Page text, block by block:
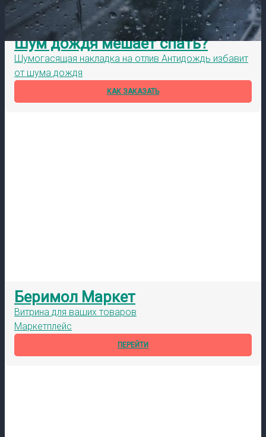
Шум дождя мешает спать?
Шумогасящая накладка на отлив Антидождь избавит
от шума дождя
КАК ЗАКАЗАТЬ
Беримол Маркет
Витрина для ваших товаров
Маркетплейс
ПЕРЕЙТИ